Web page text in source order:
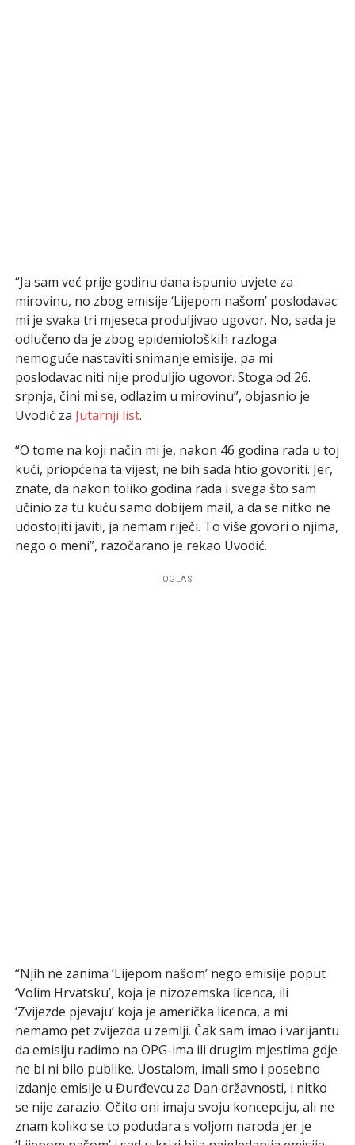
“Ja sam već prije godinu dana ispunio uvjete za
mirovinu, no zbog emisije ‘Lijepom našom’ poslodavac
mi je svaka tri mjeseca produljivao ugovor. No, sada je
odlučeno da je zbog epidemioloških razloga
nemoguće nastaviti snimanje emisije, pa mi
poslodavac niti nije produljio ugovor. Stoga od 26.
srpnja, čini mi se, odlazim u mirovinu”, objasnio je
Uvodić za Jutarnji list.
“O tome na koji način mi je, nakon 46 godina rada u toj
kući, priopćena ta vijest, ne bih sada htio govoriti. Jer,
znate, da nakon toliko godina rada i svega što sam
učinio za tu kuću samo dobijem mail, a da se nitko ne
udostojiti javiti, ja nemam riječi. To više govori o njima,
nego o meni”, razočarano je rekao Uvodić.
OGLAS
“Njih ne zanima ‘Lijepom našom’ nego emisije poput
‘Volim Hrvatsku’, koja je nizozemska licenca, ili
‘Zvijezde pjevaju’ koja je američka licenca, a mi
nemamo pet zvijezda u zemlji. Čak sam imao i varijantu
da emisiju radimo na OPG-ima ili drugim mjestima gdje
ne bi ni bilo publike. Uostalom, imali smo i posebno
izdanje emisije u Đurđevcu za Dan državnosti, i nitko
se nije zarazio. Očito oni imaju svoju koncepciju, ali ne
znam koliko se to podudara s voljom naroda jer je